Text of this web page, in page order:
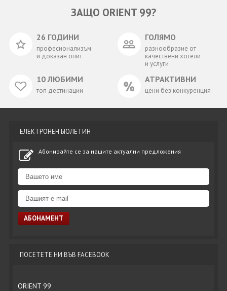
ЗАЩО ORIENT 99?
26 ГОДИНИ
професионализъм
и доказан опит
ГОЛЯМО
разнообразие от
качествени хотели
и услуги
10 ЛЮБИМИ
топ дестинации
АТРАКТИВНИ
цени без конкуренция
ЕЛЕКТРОНЕН БЮЛЕТИН
Абонирайте се за нашите актуални предложения
ПОСЕТЕТЕ НИ ВЪВ FACEBOOK
ORIENT 99